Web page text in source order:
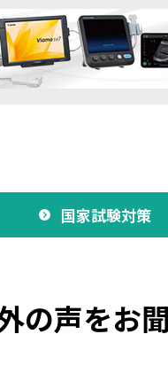
国家試験対策
の声をお